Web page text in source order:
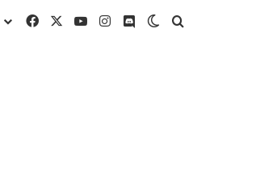
FacebookYouTubeInstagram
DiscordSwitch skin